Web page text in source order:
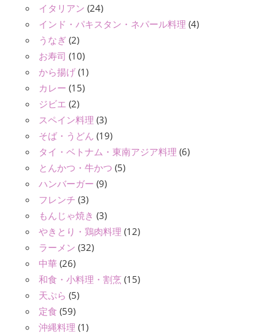
イタリアン (24)
インド・パキスタン・ネパール料理 (4)
うなぎ (2)
お寿司 (10)
から揚げ (1)
カレー (15)
ジビエ (2)
スペイン料理 (3)
そば・うどん (19)
タイ・ベトナム・東南アジア料理 (6)
とんかつ・牛かつ (5)
ハンバーガー (9)
フレンチ (3)
もんじゃ焼き (3)
やきとり・鶏肉料理 (12)
ラーメン (32)
中華 (26)
和食・小料理・割烹 (15)
天ぷら (5)
定食 (59)
沖縄料理 (1)